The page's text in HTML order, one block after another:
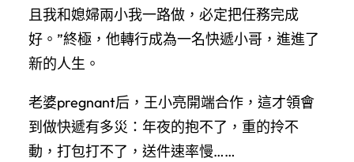
且我和媳婦兩小我一路做，必定把任務完成
好。”終極，他轉行成為一名快遞小哥，進進了
新的人生。
老婆pregnant后，王小亮開端合作，這才領會
到做快遞有多災：年夜的抱不了，重的拎不
動，打包打不了，送件速率慢……